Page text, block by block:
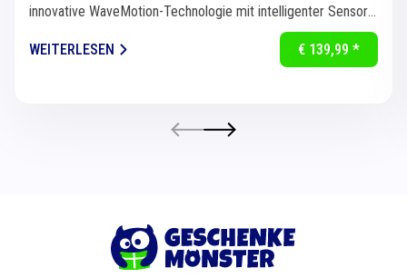
innovative WaveMotion-Technologie mit intelligenter Sensorik
WEITERLESEN
€ 139,99 *